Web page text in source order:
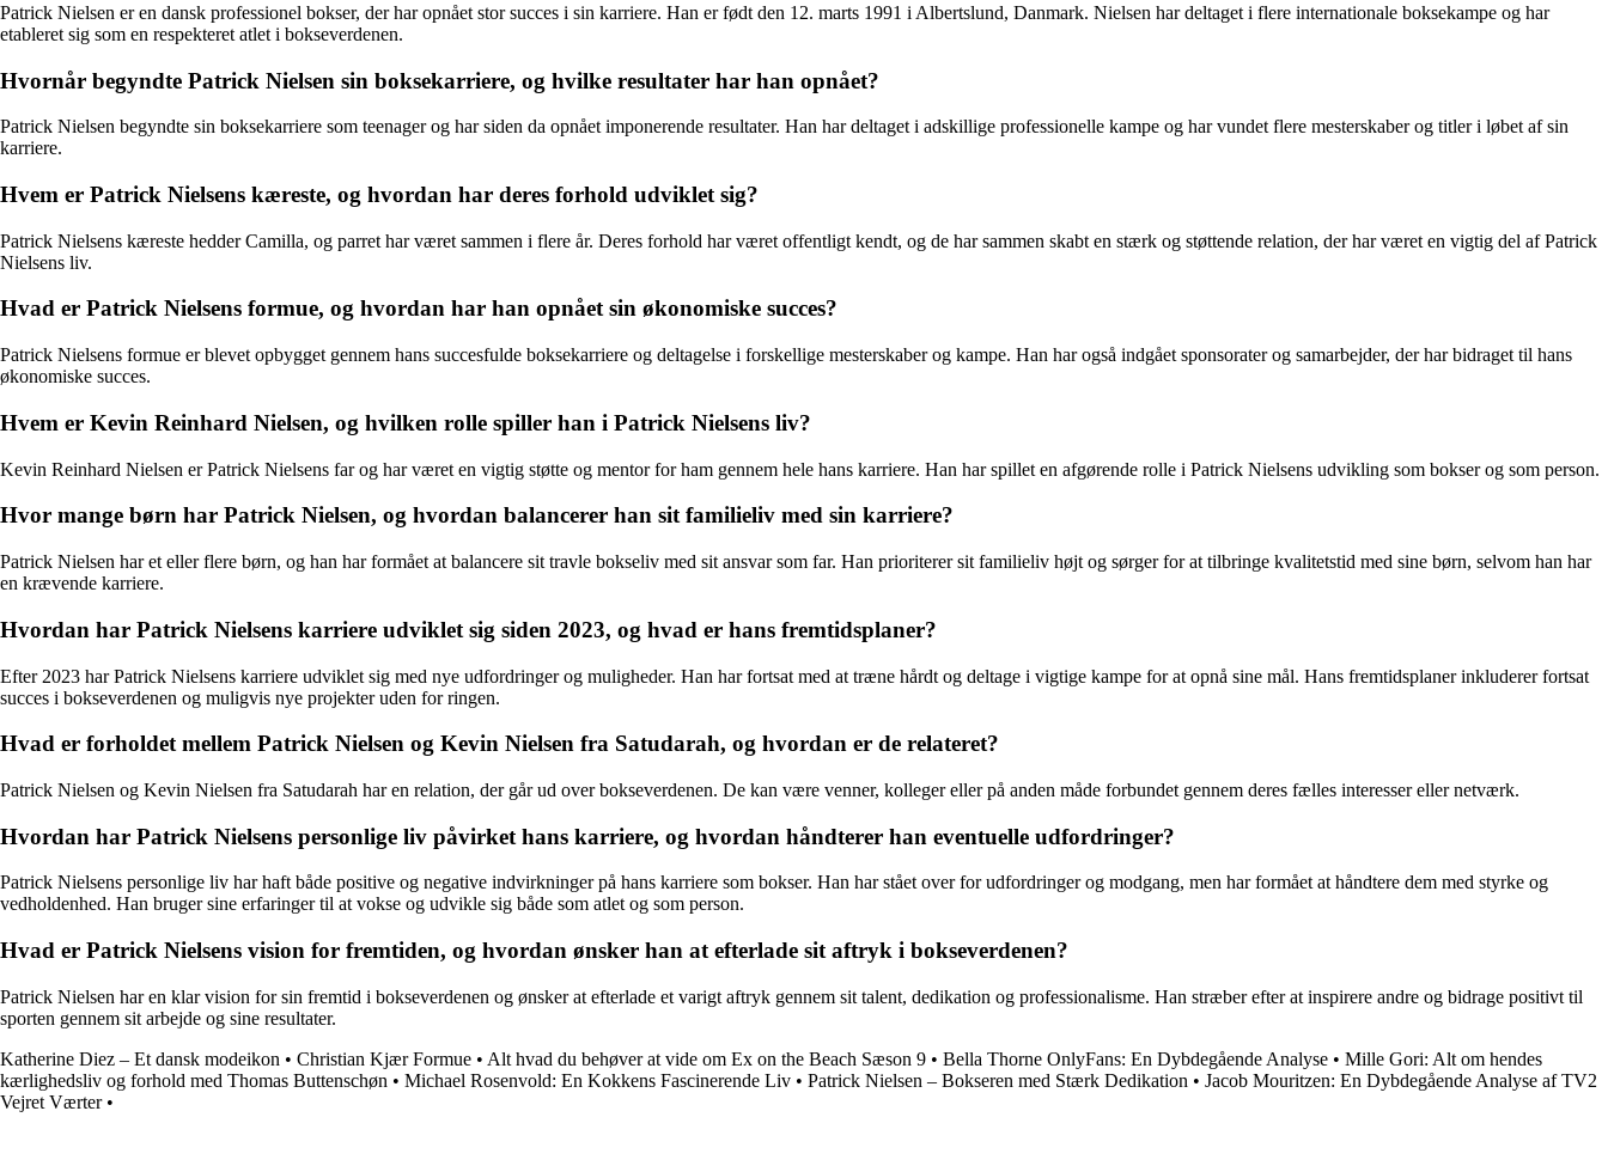
Patrick Nielsen er en dansk professionel bokser, der har opnået stor succes i sin karriere. Han er født den 12. marts 1991 i Albertslund, Danmark. Nielsen har deltaget i flere internationale boksekampe og har
etableret sig som en respekteret atlet i bokseverdenen.
Hvornår begyndte Patrick Nielsen sin boksekarriere, og hvilke resultater har han opnået?
Patrick Nielsen begyndte sin boksekarriere som teenager og har siden da opnået imponerende resultater. Han har deltaget i adskillige professionelle kampe og har vundet flere mesterskaber og titler i løbet af sin
karriere.
Hvem er Patrick Nielsens kæreste, og hvordan har deres forhold udviklet sig?
Patrick Nielsens kæreste hedder Camilla, og parret har været sammen i flere år. Deres forhold har været offentligt kendt, og de har sammen skabt en stærk og støttende relation, der har været en vigtig del af Patrick
Nielsens liv.
Hvad er Patrick Nielsens formue, og hvordan har han opnået sin økonomiske succes?
Patrick Nielsens formue er blevet opbygget gennem hans succesfulde boksekarriere og deltagelse i forskellige mesterskaber og kampe. Han har også indgået sponsorater og samarbejder, der har bidraget til hans
økonomiske succes.
Hvem er Kevin Reinhard Nielsen, og hvilken rolle spiller han i Patrick Nielsens liv?
Kevin Reinhard Nielsen er Patrick Nielsens far og har været en vigtig støtte og mentor for ham gennem hele hans karriere. Han har spillet en afgørende rolle i Patrick Nielsens udvikling som bokser og som person.
Hvor mange børn har Patrick Nielsen, og hvordan balancerer han sit familieliv med sin karriere?
Patrick Nielsen har et eller flere børn, og han har formået at balancere sit travle bokseliv med sit ansvar som far. Han prioriterer sit familieliv højt og sørger for at tilbringe kvalitetstid med sine børn, selvom han har
en krævende karriere.
Hvordan har Patrick Nielsens karriere udviklet sig siden 2023, og hvad er hans fremtidsplaner?
Efter 2023 har Patrick Nielsens karriere udviklet sig med nye udfordringer og muligheder. Han har fortsat med at træne hårdt og deltage i vigtige kampe for at opnå sine mål. Hans fremtidsplaner inkluderer fortsat
succes i bokseverdenen og muligvis nye projekter uden for ringen.
Hvad er forholdet mellem Patrick Nielsen og Kevin Nielsen fra Satudarah, og hvordan er de relateret?
Patrick Nielsen og Kevin Nielsen fra Satudarah har en relation, der går ud over bokseverdenen. De kan være venner, kolleger eller på anden måde forbundet gennem deres fælles interesser eller netværk.
Hvordan har Patrick Nielsens personlige liv påvirket hans karriere, og hvordan håndterer han eventuelle udfordringer?
Patrick Nielsens personlige liv har haft både positive og negative indvirkninger på hans karriere som bokser. Han har stået over for udfordringer og modgang, men har formået at håndtere dem med styrke og
vedholdenhed. Han bruger sine erfaringer til at vokse og udvikle sig både som atlet og som person.
Hvad er Patrick Nielsens vision for fremtiden, og hvordan ønsker han at efterlade sit aftryk i bokseverdenen?
Patrick Nielsen har en klar vision for sin fremtid i bokseverdenen og ønsker at efterlade et varigt aftryk gennem sit talent, dedikation og professionalisme. Han stræber efter at inspirere andre og bidrage positivt til
sporten gennem sit arbejde og sine resultater.
Katherine Diez – Et dansk modeikon • Christian Kjær Formue • Alt hvad du behøver at vide om Ex on the Beach Sæson 9 • Bella Thorne OnlyFans: En Dybdegående Analyse • Mille Gori: Alt om hendes
kærlighedsliv og forhold med Thomas Buttenschøn • Michael Rosenvold: En Kokkens Fascinerende Liv • Patrick Nielsen – Bokseren med Stærk Dedikation • Jacob Mouritzen: En Dybdegående Analyse af TV2
Vejret Værter•